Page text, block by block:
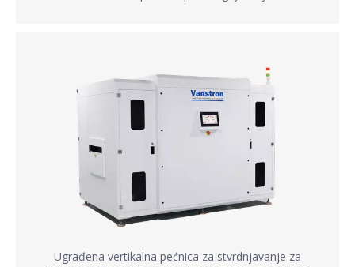
Ugrađena vertikalna pećnica za stvrdnjavanje za